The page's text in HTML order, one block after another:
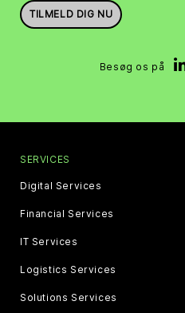
TILMELD DIG NU
Besøg os på
SERVICES
Digital Services
Financial Services
IT Services
Logistics Services
Solutions Services